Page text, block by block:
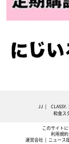
JJ CLASSY.
和食ス
このサイト
利用規約
運営会社
ニュース